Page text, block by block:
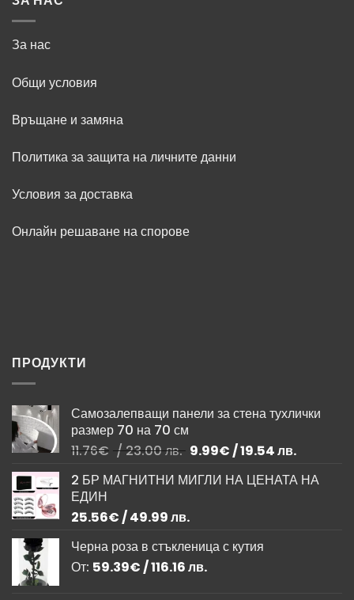
За нас
Общи условия
Връщане и замяна
Политика за защита на личните данни
Условия за доставка
Онлайн решаване на спорове
ПРОДУКТИ
Самозалепващи панели за стена тухлички
размер 70 на 70 см
11.76€ / 23.00 лв. Original
was:
/
9.99€/ 19.54 лв.Текущата
е:
2 БР МАГНИТНИ МИГЛИ НА ЦЕНАТА НА
ЕДИН
25.56€/ 49.99 лв.
Черна роза в стъкленица с кутия
От: 59.39€/ 116.16 лв.